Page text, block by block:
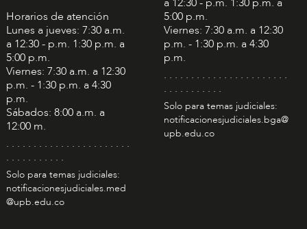
Horarios de atención
Lunes a jueves: 7:30 a.m.
a 12:30 - p.m. 1:30 p.m. a
5:00 p.m.
Viernes: 7:30 a.m. a 12:30
p.m. - 1:30 p.m. a 4:30
p.m.
Sábados: 8:00 a.m. a
12:00 m.
. . . . . . . . . . . . . . . . . . . . . . .
. . . . . . . . . . .
Solo para temas judiciales:
notificacionesjudiciales.med
@upb.edu.co
5:00 p.m.
Viernes: 7:30 a.m. a 12:30
p.m. - 1:30 p.m. a 4:30
p.m.
. . . . . . . . . . . . . . . . . . . . . . .
. . . . . . . . . . .
Solo para temas judiciales:
notificacionesjudiciales.bga@
upb.edu.co